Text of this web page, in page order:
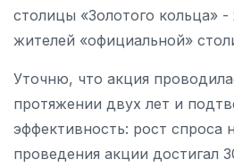
столицы «Золотого кольца» -
жителей «официальной»
Уточню, что акция
протяжении двух лет и
эффективность: рост спроса
проведения акции достигал